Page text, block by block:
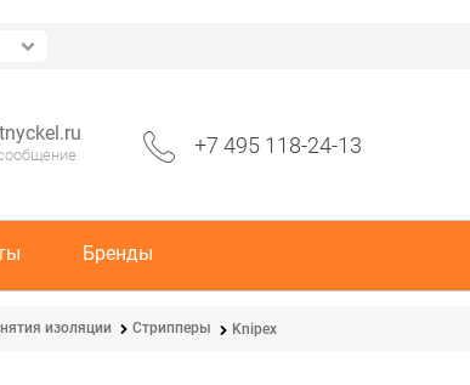
+7 495 118-24-13
Бренды
изоляции Стрипперы Knipex